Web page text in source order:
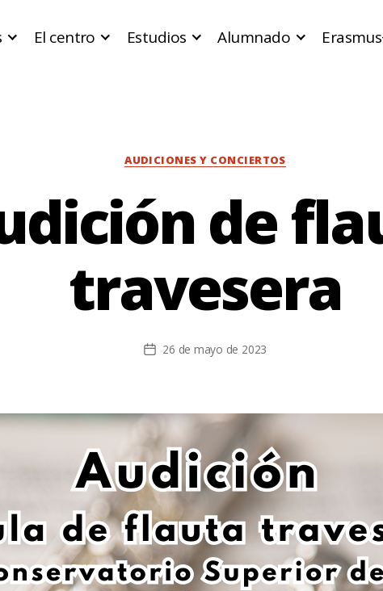
El centro Estudios Alumnado
Categorías
AUDICIONES Y CONCIERTOS
de
travesera
Fecha26 de mayo de 2023